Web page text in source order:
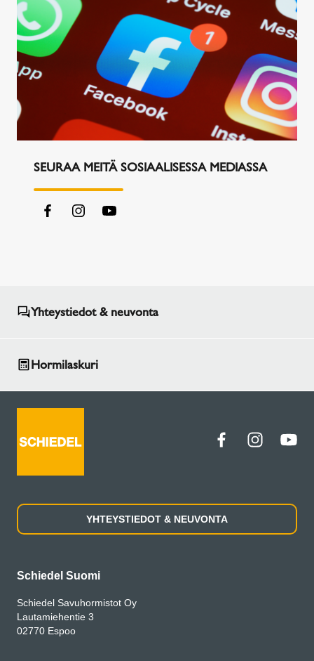
SEURAA MEITÄ SOSIAALISESSA MEDIASSA
Yhteystiedot & neuvonta
Hormilaskuri
YHTEYSTIEDOT & NEUVONTA
Schiedel Suomi
Schiedel Savuhormistot Oy
Lautamiehentie 3
02770 Espoo